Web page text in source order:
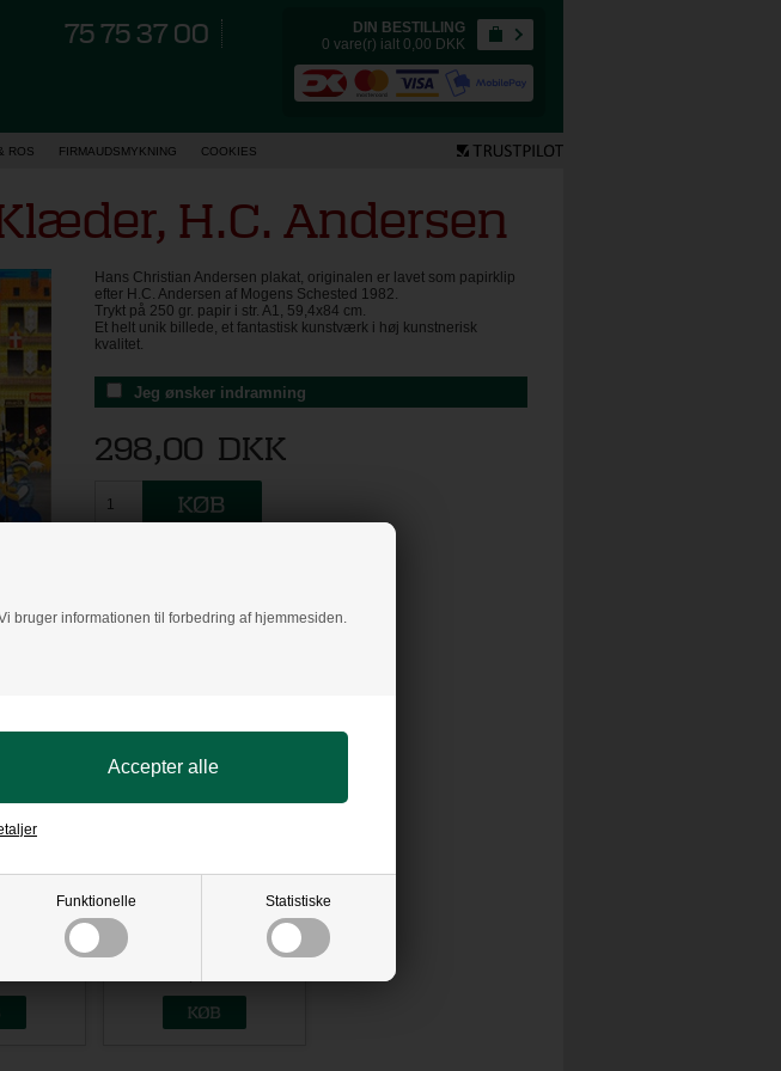
bruger informationen til forbedring af hjemmesiden.
Funktionelle Statistiske
75 75 37 00
DIN BESTILLING
0 vare(r) ialt 0,00 DKK
ROS FIRMAUDSMYKNING COOKIES
H.C. Andersen
Hans Christian Andersen plakat, originalen er lavet som papirklip
efter H.C. Andersen af Mogens Schested 1982.
Trykt på 250 gr. papir i str. A1, 59,4x84 cm.
Et helt unik billede, et fantastisk kunstværk i høj kunstnerisk
kvalitet.
Jeg ønsker indramning
298,00 DKK
A1
Skifteramme 59,4x84 A1
GLAS, KØB HER!